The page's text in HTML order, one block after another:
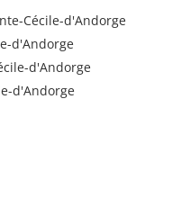
Cécile-d'Andorge
d'Andorge
d'Andorge
d'Andorge